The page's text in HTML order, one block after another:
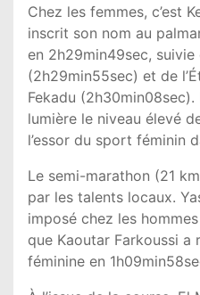
Chez les femmes, c’est
inscrit son nom au
en 2h29min49sec, suivie
(2h29min55sec) et de
Fekadu
lumière le niveau élevé
l’essor du sport féminin
Le semi-marathon (21
par les talents locaux.
imposé chez les
que Kaoutar Farkoussi a
féminine en